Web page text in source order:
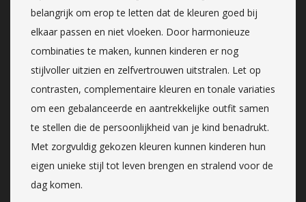
belangrijk om erop te letten dat de kleuren goed bij
elkaar passen en niet vloeken. Door harmonieuze
combinaties te maken, kunnen kinderen er nog
stijlvoller uitzien en zelfvertrouwen uitstralen. Let op
contrasten, complementaire kleuren en tonale variaties
om een gebalanceerde en aantrekkelijke outfit samen
te stellen die de persoonlijkheid van je kind benadrukt.
Met zorgvuldig gekozen kleuren kunnen kinderen hun
eigen unieke stijl tot leven brengen en stralend voor de
dag komen.